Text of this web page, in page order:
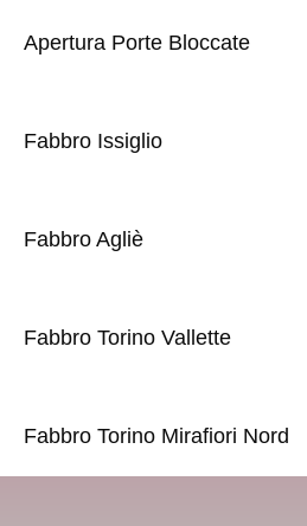
Apertura Porte Bloccate
Fabbro Issiglio
Fabbro Agliè
Fabbro Torino Vallette
Fabbro Torino Mirafiori Nord